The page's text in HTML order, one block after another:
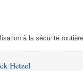
à la sécurité
Hetzel